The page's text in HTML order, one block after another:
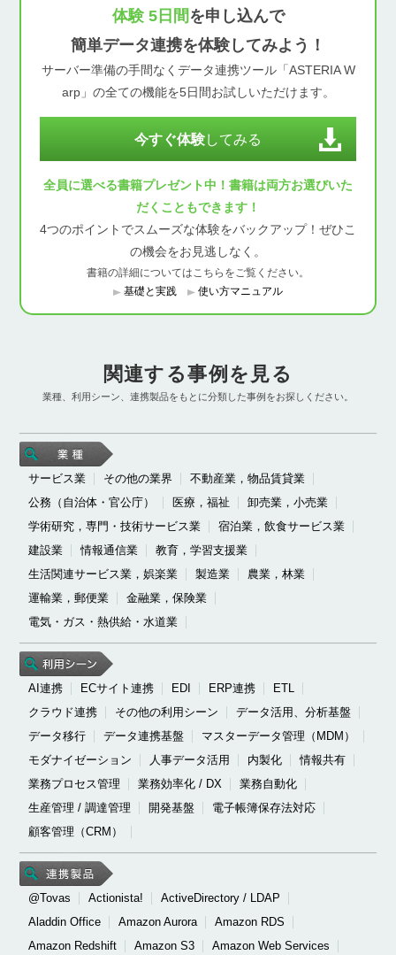
体験 5日間を申し込んで
簡単データ連携を体験してみよう！
サーバー準備の手間なくデータ連携ツール「ASTERIA W
arp」の全ての機能を5日間お試しいただけます。
今すぐ体験してみる
全員に選べる書籍プレゼント中！書籍は両方お選びいた
だくこともできます！
4つのポイントでスムーズな体験をバックアップ！ぜひこ
の機会をお見逃しなく。
書籍の詳細についてはこちらをご覧ください。
基礎と実践
使い方マニュアル
関連する事例を見る
業種、利用シーン、連携製品をもとに分類した事例をお探しください。
サービス業 その他の業界
不動産業，物品賃貸業
公務（自治体・官公庁）
医療，福祉
卸売業，小売業
学術研究，専門・技術サービス業
宿泊業，飲食サービス業
建設業
情報通信業
教育，学習支援業
生活関連サービス業，娯楽業
製造業
農業，林業
運輸業，郵便業
金融業，保険業
電気・ガス・熱供給・水道業
AI連携 ECサイト連携 EDI ERP連携
ETL
クラウド連携
その他の利用シーン
データ活用、分析基盤
データ移行
データ連携基盤
マスターデータ管理（MDM）
モダナイゼーション
人事データ活用 内製化
情報共有
業務プロセス管理
業務効率化 / DX
業務自動化
生産管理 / 調達管理
開発基盤
電子帳簿保存法対応
顧客管理（CRM）
@Tovas Actionista!
ActiveDirectory / LDAP
Aladdin Office
Amazon Aurora
Amazon RDS
Amazon Redshift
Amazon S3
Amazon Web Services